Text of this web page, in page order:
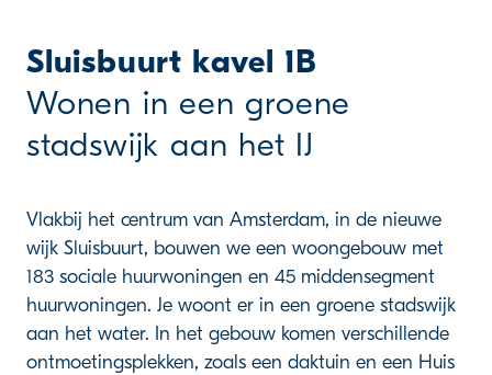
Sluisbuurt kavel 1B
Wonen in een groene
stadswijk aan het IJ
Vlakbij het centrum van Amsterdam, in de nieuwe
wijk Sluisbuurt, bouwen we een woongebouw met
183 sociale huurwoningen en 45 middensegment
huurwoningen. Je woont er in een groene stadswijk
aan het water. In het gebouw komen verschillende
ontmoetingsplekken, zoals een daktuin en een Huis